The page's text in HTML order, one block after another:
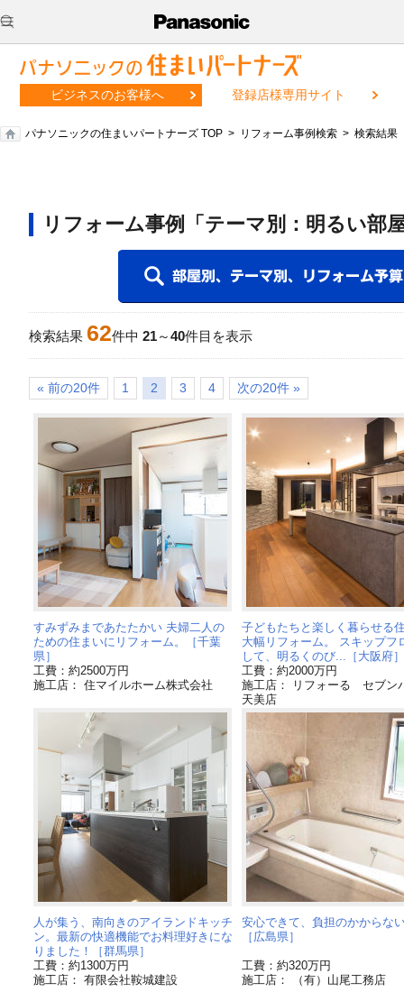
ビジネスのお客様へ 登録店様専用サイト
パナソニックの住まいパートナーズ TOP リフォーム事例検索 検索結果
リフォーム事例「テーマ別：明るい部
検索結果 62件中 21～40件目を表示
« 前の20件 1 2 3 4 次の20件 »
すみずみまであたたかい 夫婦二人の
ための住まいにリフォーム。［千葉
県］
工費：約2500万円
施工店： 住マイルホーム株式会社
子どもたちと楽しく暮らせる
大幅リフォーム。 スキップフ
して、明るくのび...［大阪府］
工費：約2000万円
施工店： リフォーる セブン
天美店
人が集う、南向きのアイランドキッチ
ン。最新の快適機能でお料理好きにな
りました！［群馬県］
工費：約1300万円
施工店： 有限会社鞍城建設
安心できて、負担のかからな
［広島県］
工費：約320万円
施工店： （有）山尾工務店